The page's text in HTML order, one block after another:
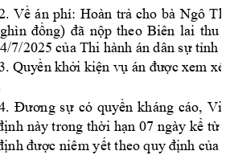
Về án phí: Hoàn trả cho bà Ngô Tha
đồng) đã nộp theo Biên lai thu
7/2025 của Thi hành án dân sự tỉnh
. Quyền khởi kiện vụ án được xem xé
. Đương sự có quyền kháng cáo,
này trong thời hạn 07 ngày kể từ
được niêm yết theo quy định của